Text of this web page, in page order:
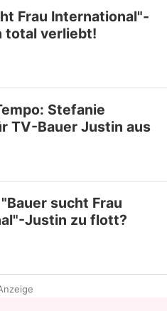
Frau International"-
total verliebt!
Stefanie
TV-Bauer Justin aus
sucht Frau
Justin zu flott?